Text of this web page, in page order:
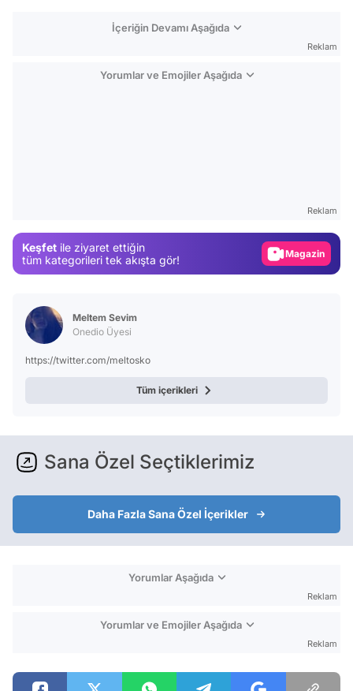
İçeriğin Devamı Aşağıda
Reklam
Yorumlar ve Emojiler Aşağıda
Reklam
Keşfet ile ziyaret ettiğin
tüm kategorileri tek akışta gör!
Magazin
Meltem Sevim
Onedio Üyesi
https://twitter.com/meltosko
Tüm içerikleri
Sana Özel Seçtiklerimiz
Daha Fazla Sana Özel İçerikler
Yorumlar Aşağıda
Reklam
Yorumlar ve Emojiler Aşağıda
Reklam